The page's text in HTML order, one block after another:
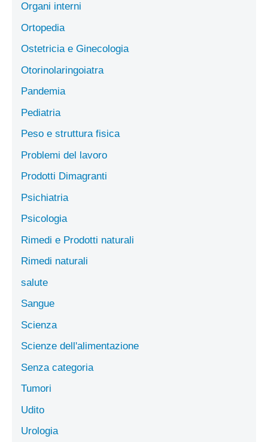
Organi interni
Ortopedia
Ostetricia e Ginecologia
Otorinolaringoiatra
Pandemia
Pediatria
Peso e struttura fisica
Problemi del lavoro
Prodotti Dimagranti
Psichiatria
Psicologia
Rimedi e Prodotti naturali
Rimedi naturali
salute
Sangue
Scienza
Scienze dell'alimentazione
Senza categoria
Tumori
Udito
Urologia